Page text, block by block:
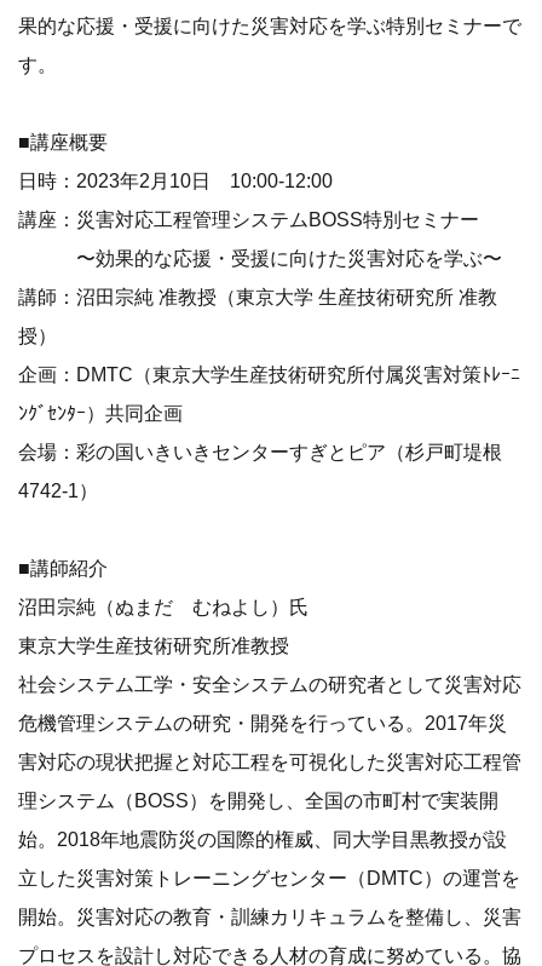
果的な応援・受援に向けた災害対応を学ぶ特別セミナーで
す。
■講座概要
日時：2023年2月10日 10:00-12:00
講座：災害対応工程管理システムBOSS特別セミナー
〜効果的な応援・受援に向けた災害対応を学ぶ〜
講師：沼田宗純 准教授（東京大学 生産技術研究所 准教
授）
企画：DMTC（東京大学生産技術研究所付属災害対策ﾄﾚｰﾆ
ﾝｸﾞｾﾝﾀｰ）共同企画
会場：彩の国いきいきセンターすぎとピア（杉戸町堤根
4742-1）
■講師紹介
沼田宗純（ぬまだ むねよし）氏
東京大学生産技術研究所准教授
社会システム工学・安全システムの研究者として災害対応
危機管理システムの研究・開発を行っている。2017年災
害対応の現状把握と対応工程を可視化した災害対応工程管
理システム（BOSS）を開発し、全国の市町村で実装開
始。2018年地震防災の国際的権威、同大学目黒教授が設
立した災害対策トレーニングセンター（DMTC）の運営を
開始。災害対応の教育・訓練カリキュラムを整備し、災害
プロセスを設計し対応できる人材の育成に努めている。協